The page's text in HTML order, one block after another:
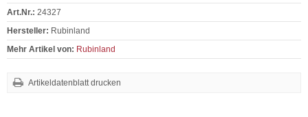
Art.Nr.: 24327
Hersteller: Rubinland
Mehr Artikel von: Rubinland
Artikeldatenblatt drucken